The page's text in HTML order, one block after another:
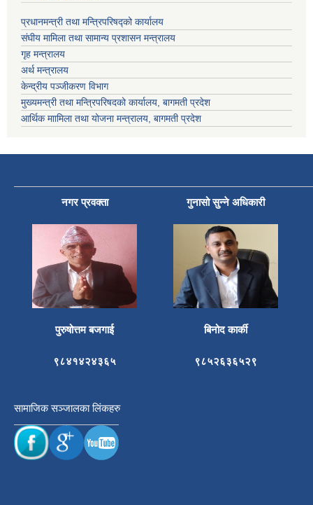
प्रधानमन्त्री तथा मन्त्रिपरिषद्को कार्यालय
संघीय मामिला तथा सामान्य प्रशासन मन्त्रालय
गृह मन्त्रालय
अर्थ मन्त्रालय
केन्द्रीय पञ्जीकरण विभाग
मुख्यमन्त्री तथा मन्त्रिपरिषदको कार्यालय, बागमती प्रदेश
आर्थिक माामिला तथा योजना मन्त्रालय, बागमती प्रदेश
नगर प्रवक्ता गुनासो सुन्ने अधिकारी
पुरुषोत्तम बजगाई बिनोद कार्की
९८४१४२४३६५ ९८५२६३६५२९
सामाजिक सञ्जालका लिंकहरु